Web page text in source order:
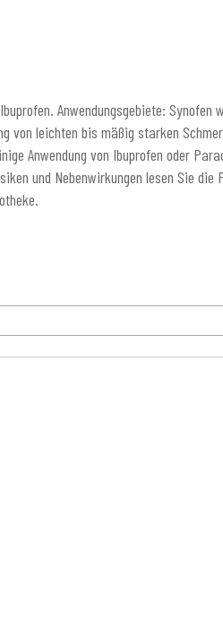
Anwendungsgebiete: Synofen
von leichten bis mäßig starken
Anwendung von Ibuprofen oder
und Nebenwirkungen lesen Sie die